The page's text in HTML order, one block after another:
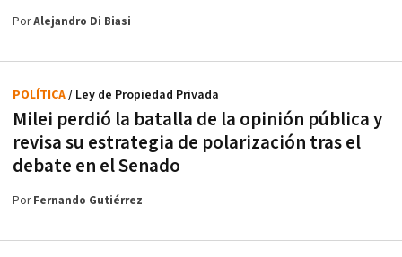
PorAlejandro Di Biasi
Milei perdió la batalla de la opinión pública y
revisa su estrategia de polarización tras el
debate en el Senado
POLÍTICA/ Ley de Propiedad Privada
PorFernando Gutiérrez